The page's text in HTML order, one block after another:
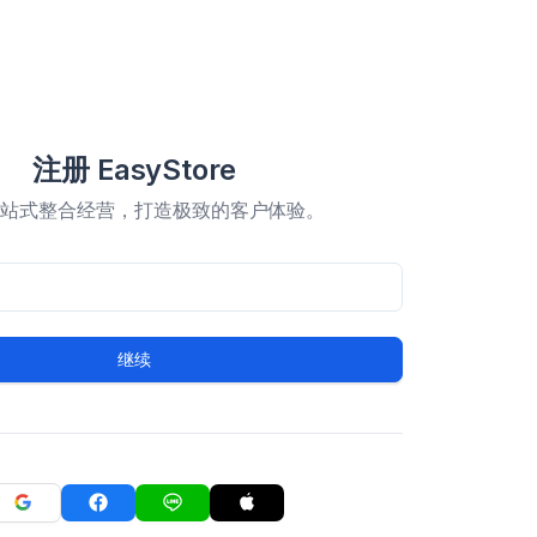
注册 EasyStore
式整合经营，打造极致的客户体验。
继续